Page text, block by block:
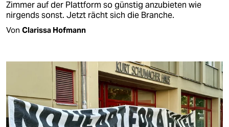
Zimmer auf der Plattform so günstig anzubieten wie
nirgends sonst. Jetzt rächt sich die Branche.
Von Clarissa Hofmann